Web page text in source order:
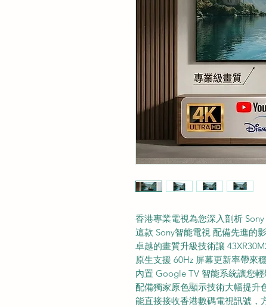
香港專業電視為您深入剖析 Sony
這款 Sony智能電視 配備先進的
卓越的畫質升級技術讓
原生支援 60Hz 屏幕更新率帶來
內置 Google TV 智能系統讓您
配備獨家原色顯示技術大幅提升
能直接接收香港數碼電視訊號，